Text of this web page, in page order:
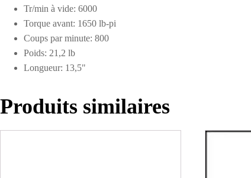
Tr/min à vide: 6000
Torque avant: 1650 lb-pi
Coups par minute: 800
Poids: 21,2 lb
Longueur: 13,5"
Produits similaires